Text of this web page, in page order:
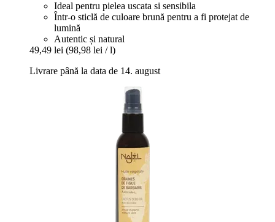
Ideal pentru pielea uscata si sensibila
Într-o sticlă de culoare brună pentru a fi protejat de
lumină
Autentic și natural
49,49 lei (98,98 lei / l)
Livrare până la data de 14. august